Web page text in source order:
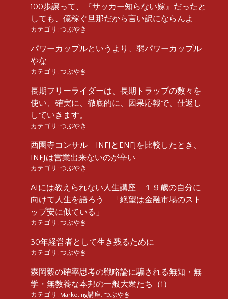
100歩譲って、『サッカー知らない嫁』だったと
しても、億稼ぐ旦那だから言い訳にならんよ
カテゴリ: つぶやき
パワーカップルというより、弱パワーカップル
やな
カテゴリ: つぶやき
長期フリーライダーは、長期トラップの数々を
使い、確実に、徹底的に、因果応報で、仕返し
していきます。
カテゴリ: つぶやき
西園寺コンサル INFJとENFJを比較したとき、
INFJは営業出来ないのが辛い
カテゴリ: つぶやき
AIには教えられない人生講座 １９歳の自分に
向けて人生を語ろう 「絶望は金融市場のスト
ップ安に似ている」
カテゴリ: つぶやき
30年経営者として生き残るために
カテゴリ: つぶやき
森岡毅の確率思考の戦略論に騙される無知・無
学・無教養な本邦の一般大衆たち（1）
カテゴリ: Marketing講座 つぶやき